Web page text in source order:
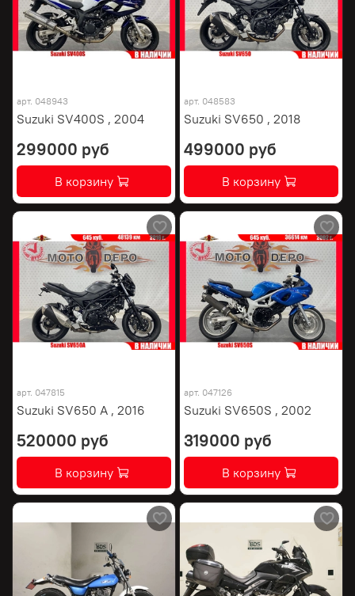
арт. 048943
Suzuki SV400S , 2004
299000 руб
В корзину
арт. 048583
Suzuki SV650 , 2018
499000 руб
В корзину
арт. 047815
Suzuki SV650 A , 2016
520000 руб
В корзину
арт. 047126
Suzuki SV650S , 2002
319000 руб
В корзину